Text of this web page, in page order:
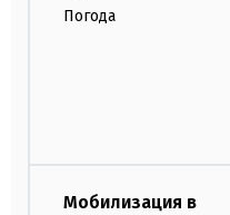
Погода
Мобилизация в